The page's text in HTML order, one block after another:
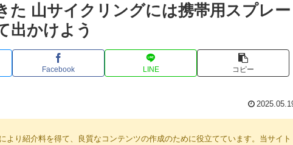
た 山サイクリングには携帯用スプレー
出かけよう
Facebook LINE コピー
より紹介料を得て、良質なコンテンツの作成のために役立てています。当サイト